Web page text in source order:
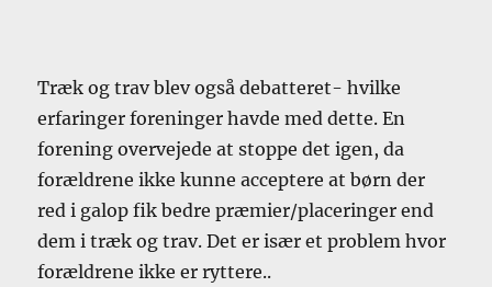
Træk og trav blev også debatteret- hvilke
erfaringer foreninger havde med dette. En
forening overvejede at stoppe det igen, da
forældrene ikke kunne acceptere at børn der
red i galop fik bedre præmier/placeringer end
dem i træk og trav. Det er især et problem hvor
forældrene ikke er ryttere..